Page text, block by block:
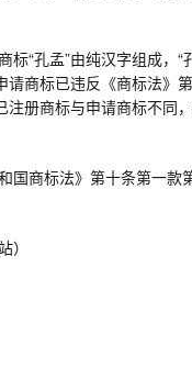
标“孔孟”由纯汉字组成，
请商标已违反《商标法》
册商标与申请商标不同
国商标法》第十条第一款
）